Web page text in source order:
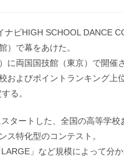
テ
ゴ
リ
ー:
ナビHIGH SCHOOL DANCE
）で幕をあけた。
に両国国技館（東京）で開催
およびポイントランキング上
る。
タートした、全国の高等学
ス特化型のコンテスト。
」など規模によって分